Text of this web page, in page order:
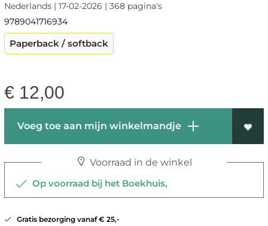
Nederlands | 17-02-2026 | 368 pagina's
9789041716934
Paperback / softback
€ 12,00
Voeg toe aan mijn winkelmandje
Voorraad in de winkel
Op voorraad bij het Boekhuis,
Gratis bezorging vanaf € 25,-